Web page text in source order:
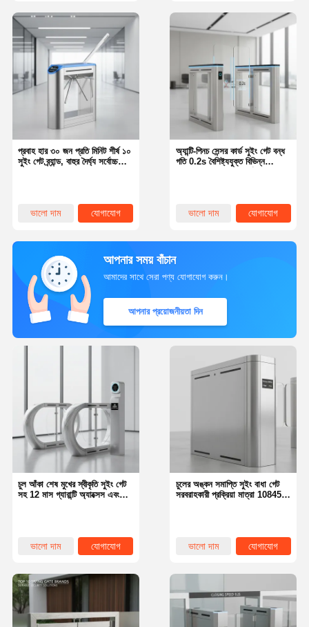
প্রবাহ হার ৩০ জন প্রতি মিনিট শীর্ষ ১০
সুইং গেট ব্র্যান্ড, বাহুর দৈর্ঘ্য সর্বোচ্চ
ভালো দাম যোগাযোগ
অ্যান্টি-পিনচ সেন্সর কার্ড সুইং গেট বন্ধ
গতি 0.2s বৈশিষ্ট্যযুক্ত বিভিন্ন
ভালো দাম যোগাযোগ
আপনার সময় বাঁচান
আমাদের সাথে সেরা পণ্য যোগাযোগ করুন।
আপনার প্রয়োজনীয়তা দিন
চুলের অঙ্কন সমাপ্তি সুইং বাধা গেট
সরবরাহকারী প্রক্রিয়া মাত্রা 108450
ভালো দাম যোগাযোগ
চুল আঁকা শেষ মুখের স্বীকৃতি সুইং গেট
সহ 12 মাস গ্যারান্টি অ্যাক্সেস এবং
ভালো দাম যোগাযোগ